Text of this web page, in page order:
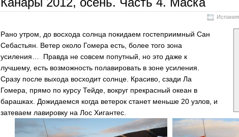
Испания
Рано утром, до восхода солнца покидаем гостеприимный Сан
Себастьян. Ветер около Гомера есть, более того зона
усиления… Правда не совсем попутный, но это даже к
лучшему, есть возможность полавировать в зоне усиления.
Сразу после выхода восходит солнце. Красиво, сзади Ла
Гомера, прямо по курсу Тейде, вокруг прекрасный океан в
барашках. Дожидаемся когда ветерок станет меньше 20 узлов, и
затеваем лавировку на Лос Хигантес.